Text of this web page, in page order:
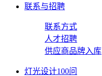
联系与招聘
联系方式
人才招聘
供应商品牌入库
灯光设计100问